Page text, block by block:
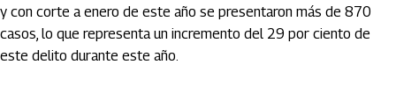
y con corte a enero de este año se presentaron más de 870
casos, lo que representa un incremento del 29 por ciento de
este delito durante este año.